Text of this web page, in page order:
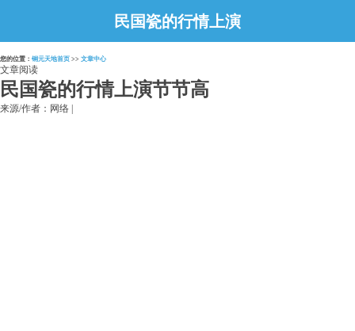
民国瓷的行情上演
节节高
您的位置： 铜元天地首页 >> 文章中心
文章阅读
民国瓷的行情上演节节高
来源/作者：网络 |